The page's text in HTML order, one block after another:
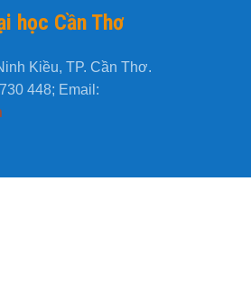
học Cần Thơ
Kiều, TP. Cần Thơ.
448; Email: